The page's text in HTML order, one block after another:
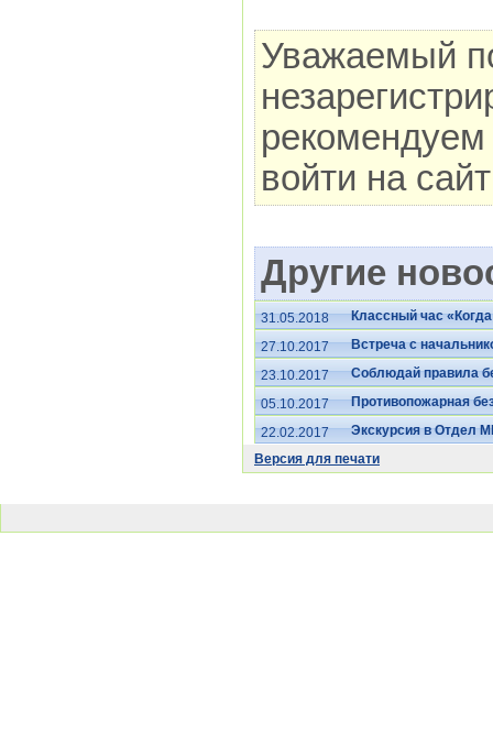
Уважаемый
рекомендуем
войти на
Другие
31.05.2018
Классный час
27.10.2017
Встреча с
23.10.2017
Соблюдай правила
05.10.2017
Противопожарная
22.02.2017
Экскурсия в Отдел
Версия для печати